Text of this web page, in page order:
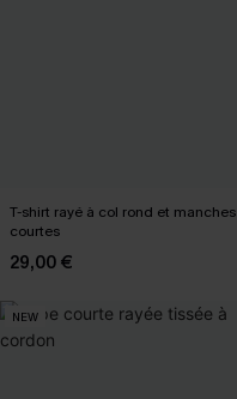
T-shirt rayé à col rond et manches
courtes
29,00 €
NEW